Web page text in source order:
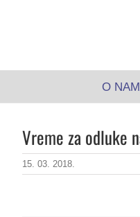
O
Vreme za odluke
15. 03. 2018.